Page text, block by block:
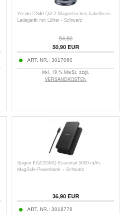
Yesido DS40 Qi2.2 Magnetisches kabelloses
Ladegerät mit Lüfter - Schwarz
54,80
50,90EUR
ART. NR.: 3017060
inkl. 19 % MwSt. zzgl.
VERSANDKOSTEN
Spigen EA2205MQ Essential 5000-mAh-
MagSafe-Powerbank – Schwarz
36,90EUR
ART. NR.: 3018778